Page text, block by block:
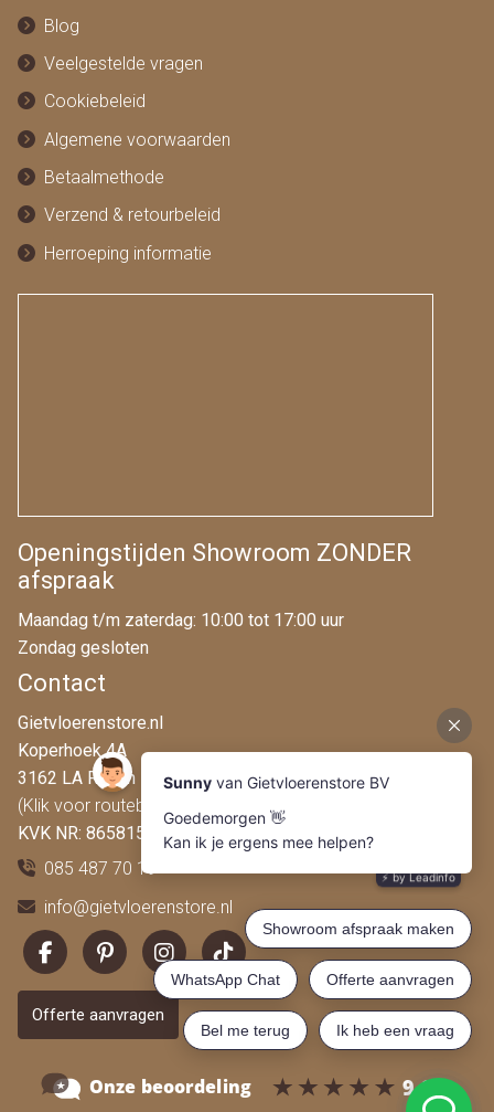
Blog
Veelgestelde vragen
Cookiebeleid
Algemene voorwaarden
Betaalmethode
Verzend & retourbeleid
Herroeping informatie
Openingstijden Showroom ZONDER
afspraak
Maandag t/m zaterdag: 10:00 tot 17:00 uur
Zondag gesloten
Contact
Gietvloerenstore.nl
Koperhoek 4A
3162 LA Rhoon
(Klik voor routebeschrijving)
KVK NR: 86581546
085 487 70 19
info@gietvloerenstore.nl
Offerte aanvragen